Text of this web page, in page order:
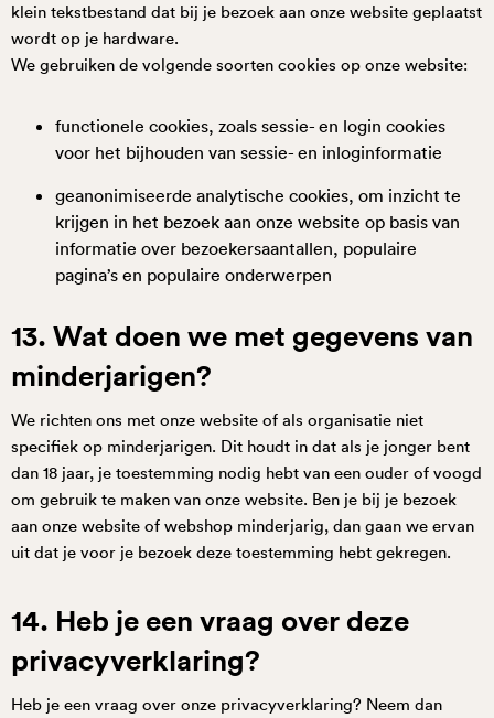
klein tekstbestand dat bij je bezoek aan onze website geplaatst
wordt op je hardware.
We gebruiken de volgende soorten cookies op onze website:
functionele cookies, zoals sessie- en login cookies
voor het bijhouden van sessie- en inloginformatie
geanonimiseerde analytische cookies, om inzicht te
krijgen in het bezoek aan onze website op basis van
informatie over bezoekersaantallen, populaire
pagina’s en populaire onderwerpen
13. Wat doen we met gegevens van
minderjarigen?
We richten ons met onze website of als organisatie niet
specifiek op minderjarigen. Dit houdt in dat als je jonger bent
dan 18 jaar, je toestemming nodig hebt van een ouder of voogd
om gebruik te maken van onze website. Ben je bij je bezoek
aan onze website of webshop minderjarig, dan gaan we ervan
uit dat je voor je bezoek deze toestemming hebt gekregen.
14. Heb je een vraag over deze
privacyverklaring?
Heb je een vraag over onze privacyverklaring? Neem dan